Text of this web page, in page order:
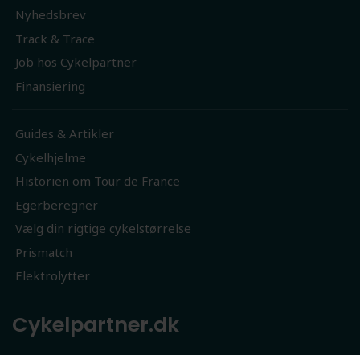
Nyhedsbrev
Track & Trace
Job hos Cykelpartner
Finansiering
Guides & Artikler
Cykelhjelme
Historien om Tour de France
Egerberegner
Vælg din rigtige cykelstørrelse
Prismatch
Elektrolytter
Cykelpartner.dk